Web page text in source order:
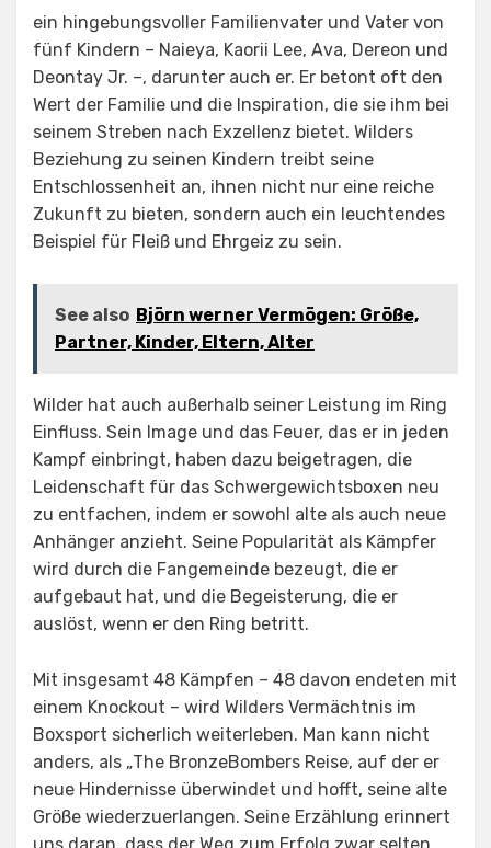
ein hingebungsvoller Familienvater und Vater von
fünf Kindern – Naieya, Kaorii Lee, Ava, Dereon und
Deontay Jr. –, darunter auch er. Er betont oft den
Wert der Familie und die Inspiration, die sie ihm bei
seinem Streben nach Exzellenz bietet. Wilders
Beziehung zu seinen Kindern treibt seine
Entschlossenheit an, ihnen nicht nur eine reiche
Zukunft zu bieten, sondern auch ein leuchtendes
Beispiel für Fleiß und Ehrgeiz zu sein.
See also Björn werner Vermögen: Größe,
Partner, Kinder, Eltern, Alter
Wilder hat auch außerhalb seiner Leistung im Ring
Einfluss. Sein Image und das Feuer, das er in jeden
Kampf einbringt, haben dazu beigetragen, die
Leidenschaft für das Schwergewichtsboxen neu
zu entfachen, indem er sowohl alte als auch neue
Anhänger anzieht. Seine Popularität als Kämpfer
wird durch die Fangemeinde bezeugt, die er
aufgebaut hat, und die Begeisterung, die er
auslöst, wenn er den Ring betritt.
Mit insgesamt 48 Kämpfen – 48 davon endeten mit
einem Knockout – wird Wilders Vermächtnis im
Boxsport sicherlich weiterleben. Man kann nicht
anders, als „The BronzeBombers Reise, auf der er
neue Hindernisse überwindet und hofft, seine alte
Größe wiederzuerlangen. Seine Erzählung erinnert